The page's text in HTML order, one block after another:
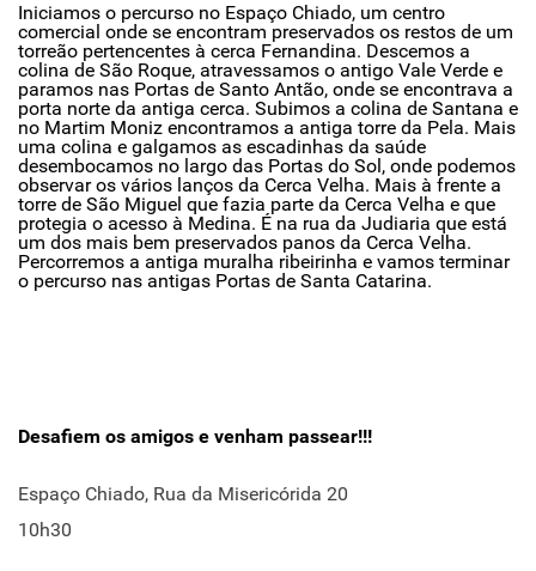
Iniciamos o percurso no Espaço Chiado, um centro
comercial onde se encontram preservados os restos de um
torreão pertencentes à cerca Fernandina. Descemos a
colina de São Roque, atravessamos o antigo Vale Verde e
paramos nas Portas de Santo Antão, onde se encontrava a
porta norte da antiga cerca. Subimos a colina de Santana e
no Martim Moniz encontramos a antiga torre da Pela. Mais
uma colina e galgamos as escadinhas da saúde
desembocamos no largo das Portas do Sol, onde podemos
observar os vários lanços da Cerca Velha. Mais à frente a
torre de São Miguel que fazia parte da Cerca Velha e que
protegia o acesso à Medina. É na rua da Judiaria que está
um dos mais bem preservados panos da Cerca Velha.
Percorremos a antiga muralha ribeirinha e vamos terminar
o percurso nas antigas Portas de Santa Catarina.
Desafiem os amigos e venham passear!!!
Espaço Chiado, Rua da Misericórida 20
10h30